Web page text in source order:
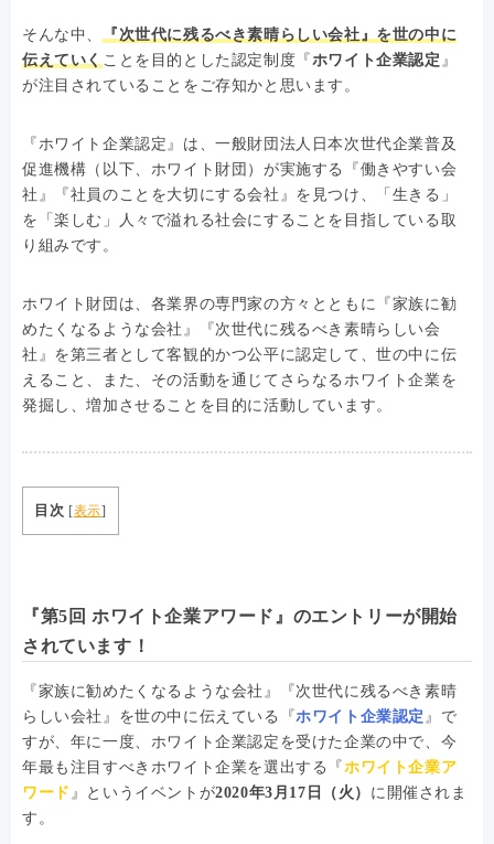
そんな中、 『次世代に残るべき素晴らしい会社』を世の中に
伝えていくことを目的とした認定制度『 ホワイト企業認定 』
が注目されていることをご存知かと思います。
『ホワイト企業認定』は、一般財団法人日本次世代企業普及
促進機構（以下、ホワイト財団）が実施する『働きやすい会
社』『社員のことを大切にする会社』を見つけ、「生きる」
を「楽しむ」人々で溢れる社会にすることを目指している取
り組みです。
ホワイト財団は、各業界の専門家の方々とともに『家族に勧
めたくなるような会社』『次世代に残るべき素晴らしい会
社』を第三者として客観的かつ公平に認定して、世の中に伝
えること、また、その活動を通じてさらなるホワイト企業を
発掘し、増加させることを目的に活動しています。
目次 [表示]
『第5回 ホワイト企業アワード』のエントリーが開始
されています！
『家族に勧めたくなるような会社』『次世代に残るべき素晴
らしい会社』を世の中に伝えている『ホワイト企業認定 』で
すが、年に一度、ホワイト企業認定を受けた企業の中で、今
年最も注目すべきホワイト企業を選出する『 ホワイト企業ア
ワード 』というイベントが2020年3月17日（火） に開催されま
す。